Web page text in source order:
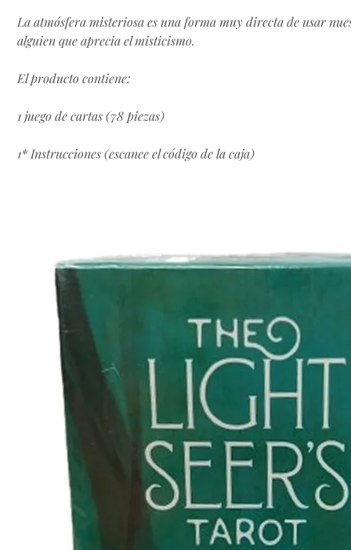
La atmósfera misteriosa es una forma muy directa de usar
alguien que aprecia el misticismo.
El producto contiene:
1 juego de cartas (78 piezas)
1* Instrucciones (escanee el código de la caja)